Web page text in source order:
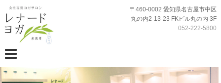
レナードヨガ
〒460-0002 愛知県名古屋市中区
丸の内2-13-23 FKビル丸の内 3F
052-222-5800